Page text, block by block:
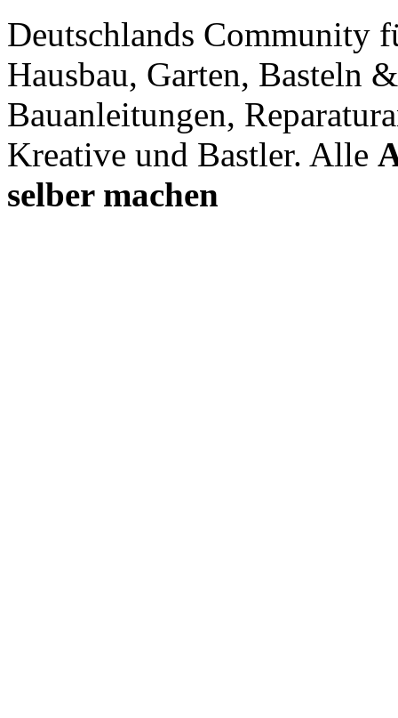
Deutschlands Community
Hausbau, Garten, Basteln
Bauanleitungen,
Kreative und Bastler. Alle
selber machen